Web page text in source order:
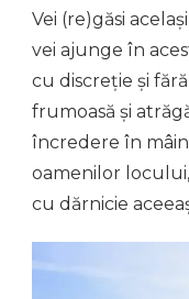
Vei (re)găsi
vei ajunge în
cu discreție și
frumoasă și
încredere în
oamenilor
cu dărnicie